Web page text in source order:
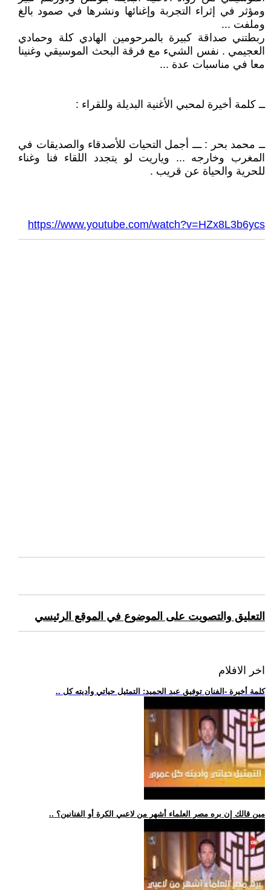
ومؤثر في إثراء التجربة وإغنائها ونشرها في صمود بالغ
وملفت ...
ربطتني صداقة كبيرة بالمرحومين الهادي كلة وحمادي
العجيمي . نفس الشيء مع فرقة البحث الموسيقي وغنينا
معا في مناسبات عدة ...
ــ كلمة أخيرة لمحبي الأغنية البديلة وللقراء :
ــ محمد بحر : ـــ أجمل التحيات للأصدقاء والصديقات في
المغرب وخارجه ... وياريت لو يتجدد اللقاء فنا وغناء
للحرية والحياة عن قريب .
https://www.youtube.com/watch?v=HZx8L3b6ycs
التعليق والتصويت على الموضوع في الموقع الرئيسي
اخر الافلام
.. كلمة أخيرة -الفنان توفيق عبد الحميد: التمثيل حياتي وأديته كل
.. مين قالك إن بره مصر العلماء أشهر من لاعبي الكرة أو الفنانين؟